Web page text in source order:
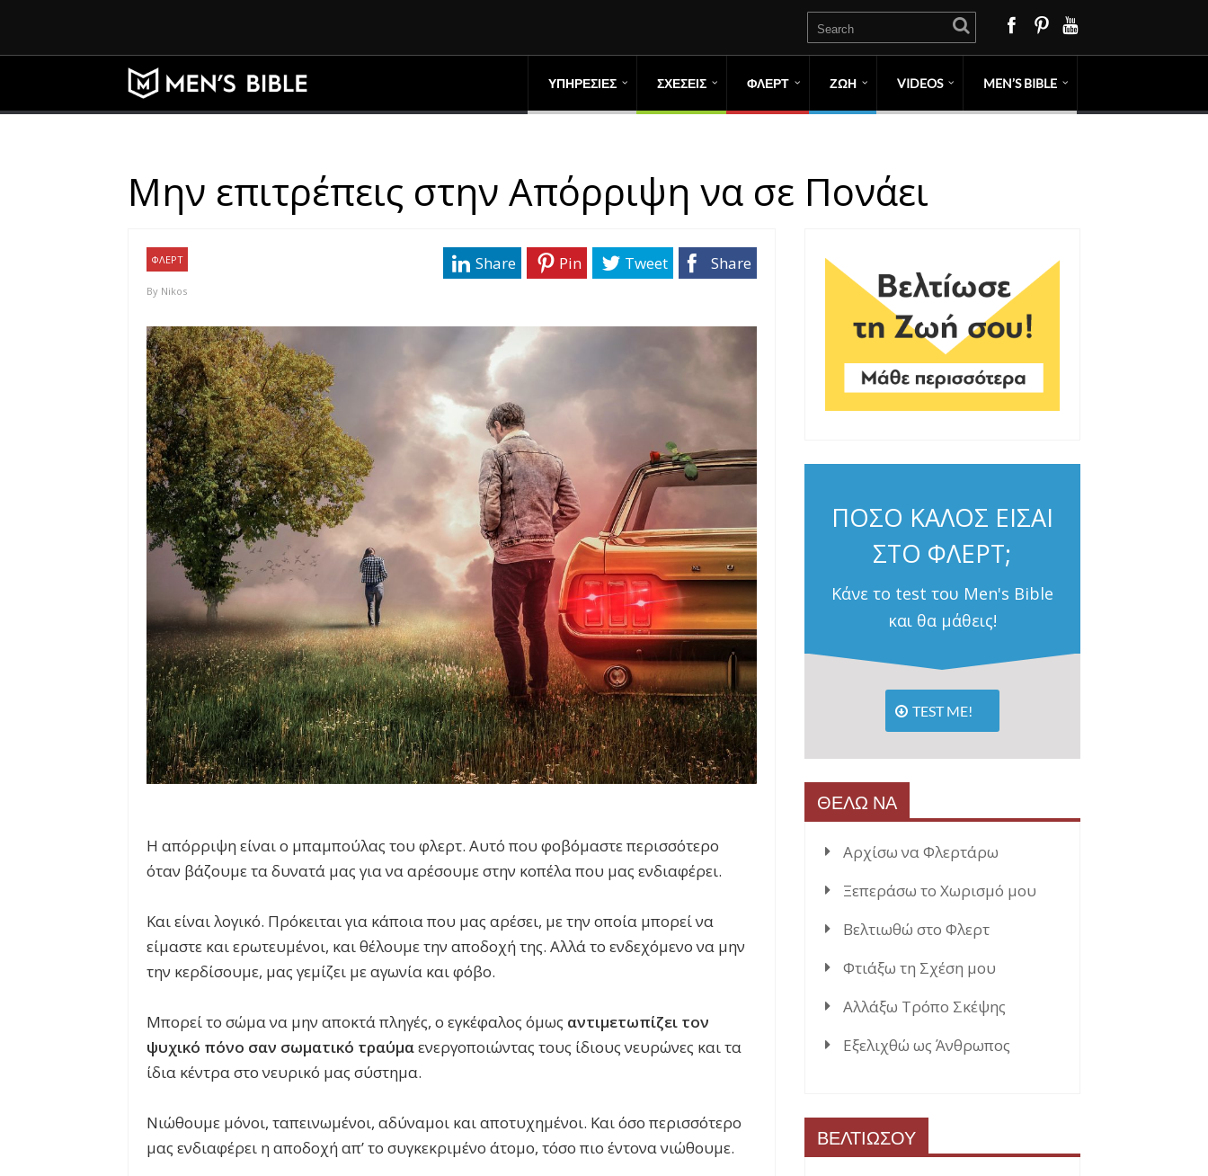
ΥΠΗΡΕΣΙΕΣ ΣΧΕΣΕΙΣ ΦΛΕΡΤ ΖΩΗ VIDEOS MEN’S BIBLE
Μην επιτρέπεις στην Απόρριψη να σε Πονάει
ΦΛΕΡΤ
By Nikos
Share
Tweet
Pin
Share
Η απόρριψη είναι ο μπαμπούλας του φλερτ. Αυτό που φοβόμαστε περισσότερο
όταν βάζουμε τα δυνατά μας για να αρέσουμε στην κοπέλα που μας ενδιαφέρει.
Και είναι λογικό. Πρόκειται για κάποια που μας αρέσει, με την οποία μπορεί να
είμαστε και ερωτευμένοι, και θέλουμε την αποδοχή της. Αλλά το ενδεχόμενο να μην
την κερδίσουμε, μας γεμίζει με αγωνία και φόβο.
Μπορεί το σώμα να μην αποκτά πληγές, ο εγκέφαλος όμως αντιμετωπίζει τον
ψυχικό πόνο σαν σωματικό τραύμαενεργοποιώντας τους ίδιους νευρώνες και τα
ίδια κέντρα στο νευρικό μας σύστημα.
Νιώθουμε μόνοι, ταπεινωμένοι, αδύναμοι και αποτυχημένοι. Και όσο περισσότερο
μας ενδιαφέρει η αποδοχή απ’ το συγκεκριμένο άτομο, τόσο πιο έντονα νιώθουμε.
ΠΟΣΟ ΚΑΛΟΣ ΕΙΣΑΙ
ΣΤΟ ΦΛΕΡΤ;
Κάνε το test του Men's Bible
και θα μάθεις!
TEST ME!
ΘΕΛΩ ΝΑ
Αρχίσω να Φλερτάρω
Ξεπεράσω το Χωρισμό μου
Βελτιωθώ στο Φλερτ
Φτιάξω τη Σχέση μου
Αλλάξω Τρόπο Σκέψης
Εξελιχθώ ως Άνθρωπος
ΒΕΛΤΙΩΣΟΥ